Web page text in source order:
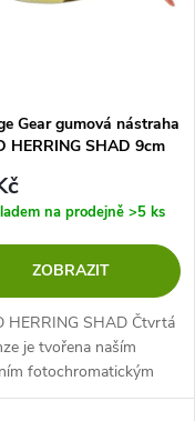
Gear gumová nástraha
HERRING SHAD 9cm
na prodejně >5 ks
ZOBRAZIT
HERRING SHAD Čtvrtá
je tvořena naším
fotochromatickým
a vůní, která vyvolává